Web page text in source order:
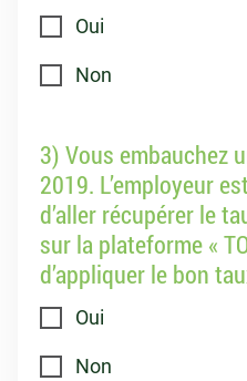
Oui
Non
3) Vous embauchez
2019. L’employeur
d’aller récupérer le
sur la plateforme «
d’appliquer le bon
Oui
Non